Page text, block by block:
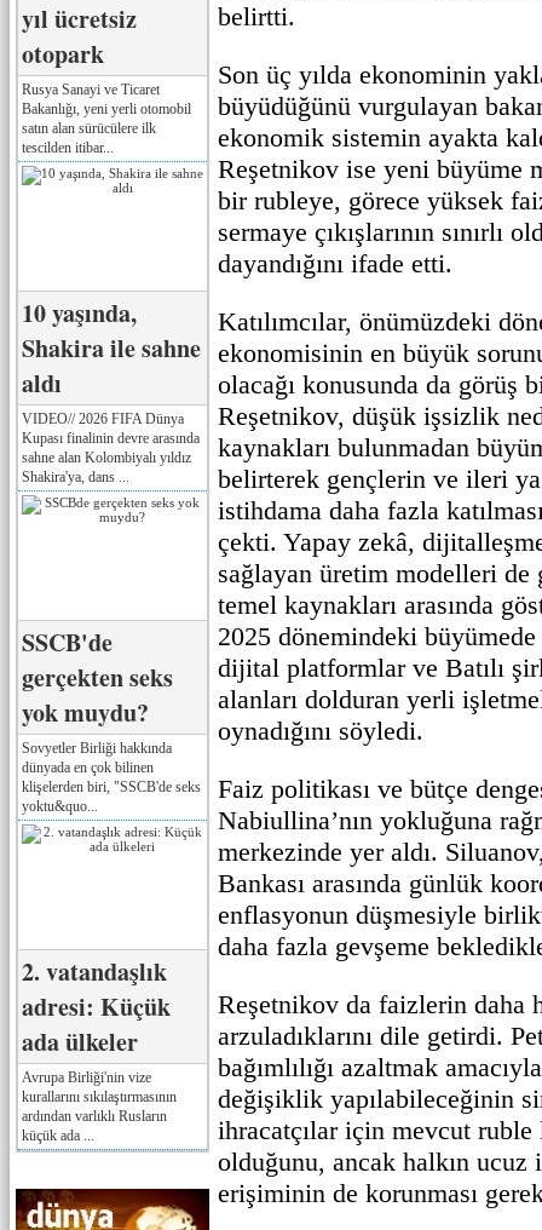
yıl ücretsiz
otopark
Rusya Sanayi ve Ticaret
Bakanlığı, yeni yerli otomobil
satın alan sürücülere ilk
tescilden itibar...
10 yaşında,
Shakira ile sahne
aldı
VIDEO// 2026 FIFA Dünya
Kupası finalinin devre arasında
sahne alan Kolombiyalı yıldız
Shakira'ya, dans ...
SSCB'de
gerçekten seks
yok muydu?
Sovyetler Birliği hakkında
dünyada en çok bilinen
klişelerden biri, "SSCB'de seks
yoktu&quo...
2. vatandaşlık
adresi: Küçük
ada ülkeler
Avrupa Birliği'nin vize
kurallarını sıkılaştırmasının
ardından varlıklı Rusların
küçük ada ...
belirtti.
Son üç yılda ekonominin
büyüdüğünü vurgulayan
ekonomik sistemin ayakta
Reşetnikov ise yeni büyüme
bir rubleye, görece yüksek
sermaye çıkışlarının sınırlı
dayandığını ifade etti.
Katılımcılar, önümüzdeki
ekonomisinin en büyük
olacağı konusunda da görüş
Reşetnikov, düşük işsizlik
kaynakları bulunmadan
belirterek gençlerin ve ileri
istihdama daha fazla
çekti. Yapay zekâ,
sağlayan üretim modelleri
temel kaynakları arasında
2025 dönemindeki
dijital platformlar ve Batılı
alanları dolduran yerli
oynadığını söyledi.
Faiz politikası ve bütçe
Nabiullina’nın yokluğuna
merkezinde yer aldı.
Bankası arasında günlük
enflasyonun düşmesiyle
daha fazla gevşeme
Reşetnikov da faizlerin daha
arzuladıklarını dile getirdi.
bağımlılığı azaltmak
değişiklik yapılabileceğinin
ihracatçılar için mevcut
olduğunu, ancak halkın ucuz
erişiminin de korunması